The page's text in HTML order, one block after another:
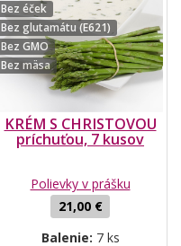
Bez éček
Bez glutamátu (E621)
Bez GMO
Bez mäsa
KRÉM S CHRISTOVOU
príchuťou, 7 kusov
Polievky v prášku
21,00 €
Balenie: 7 ks